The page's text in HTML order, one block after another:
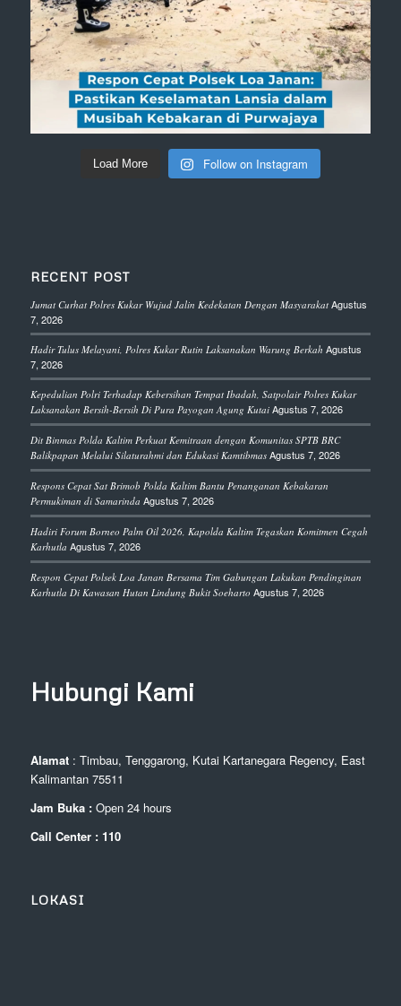
Load More Follow on Instagram
RECENT POST
Jumat Curhat Polres Kukar Wujud Jalin Kedekatan Dengan Masyarakat Agustus
7, 2026
Hadir Tulus Melayani, Polres Kukar Rutin Laksanakan Warung Berkah Agustus
7, 2026
Kepedulian Polri Terhadap Kebersihan Tempat Ibadah, Satpolair Polres Kukar
Laksanakan Bersih-Bersih Di Pura Payogan Agung Kutai Agustus 7, 2026
Dit Binmas Polda Kaltim Perkuat Kemitraan dengan Komunitas SPTB BRC
Balikpapan Melalui Silaturahmi dan Edukasi Kamtibmas Agustus 7, 2026
Respons Cepat Sat Brimob Polda Kaltim Bantu Penanganan Kebakaran
Permukiman di Samarinda Agustus 7, 2026
Hadiri Forum Borneo Palm Oil 2026, Kapolda Kaltim Tegaskan Komitmen Cegah
Karhutla Agustus 7, 2026
Respon Cepat Polsek Loa Janan Bersama Tim Gabungan Lakukan Pendinginan
Karhutla Di Kawasan Hutan Lindung Bukit Soeharto Agustus 7, 2026
Hubungi Kami
Alamat: Timbau, Tenggarong, Kutai Kartanegara Regency, East
Kalimantan 75511
Jam Buka : Open 24 hours
Call Center : 110
LOKASI